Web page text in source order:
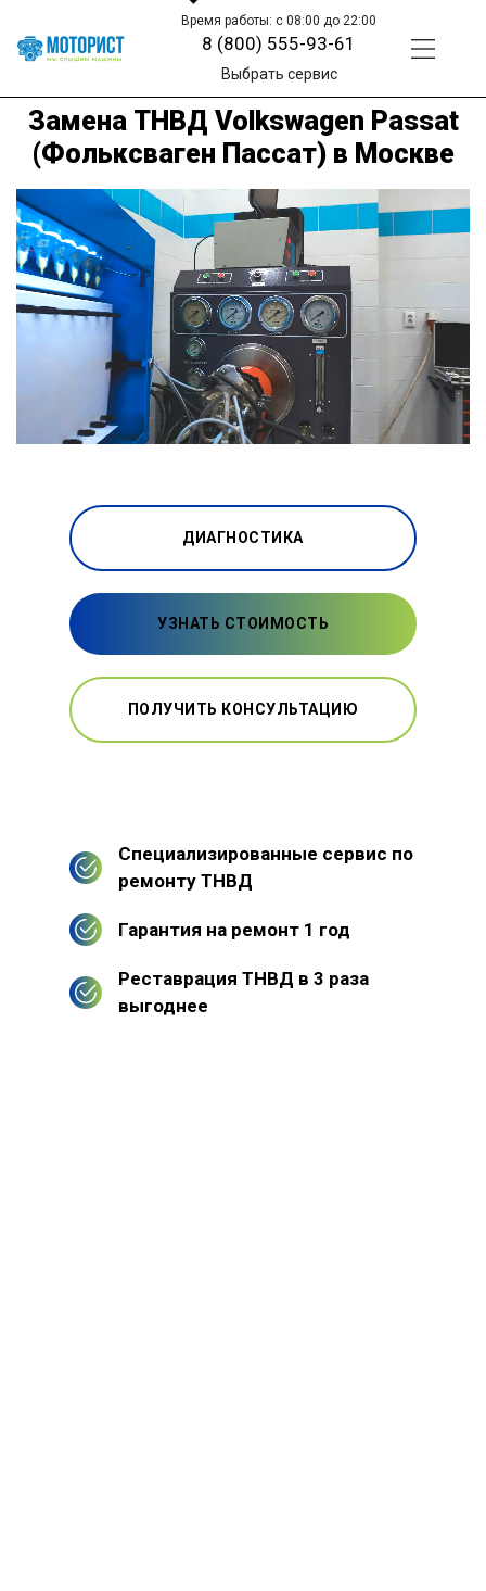
Время работы: с 08:00 до 22:00
8 (800) 555-93-61
Выбрать сервис
Замена ТНВД Volkswagen Passat
(Фольксваген Пассат) в Москве
ДИАГНОСТИКА
УЗНАТЬ СТОИМОСТЬ
ПОЛУЧИТЬ КОНСУЛЬТАЦИЮ
Специализированные сервис по
ремонту ТНВД
Гарантия на ремонт 1 год
Реставрация ТНВД в 3 раза
выгоднее